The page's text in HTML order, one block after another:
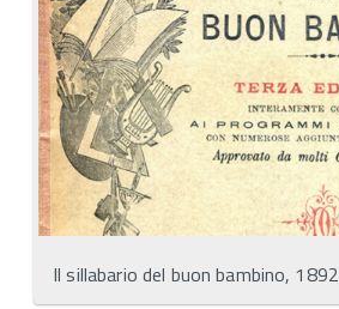
Il sillabario del buon bambino, 1892